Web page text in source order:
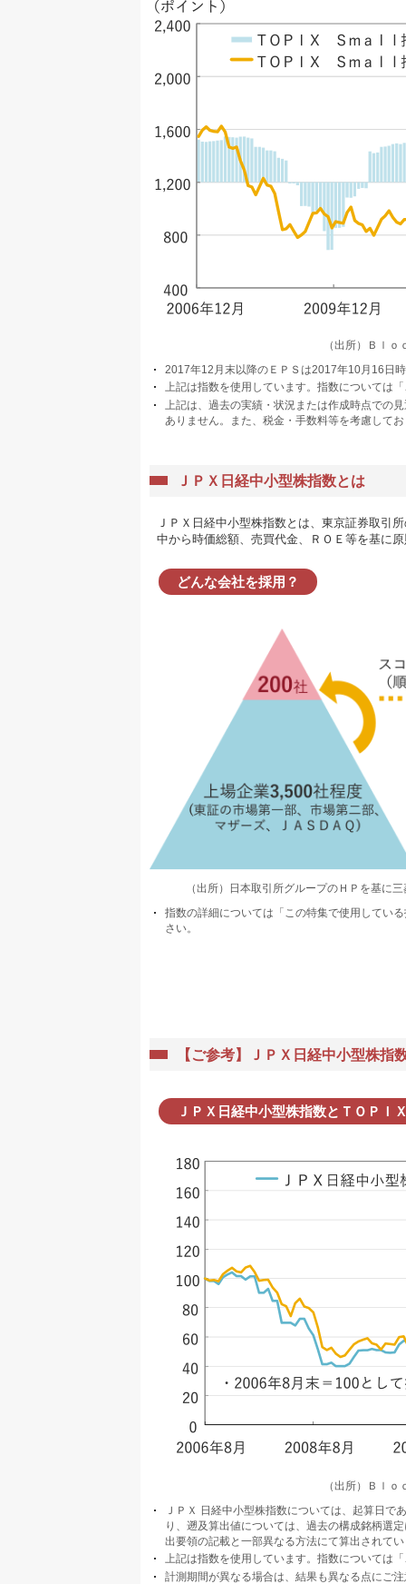
（出所）Ｂｌ
2017年12月末以降のＥＰＳは2017年10月16日
上記は指数を使用しています。指数については
上記は、過去の実績・状況または作成時点での
ありません。また、税金・手数料等を考慮して
ＪＰＸ日経中小型株指数とは
ＪＰＸ日経中小型株指数とは、東京証券取引
中から時価総額、売買代金、ＲＯＥ等を基に
どんな会社を採用？
（出所）日本取引所グループのＨＰを基に
指数の詳細については「この特集で使用してい
さい。
【ご参考】ＪＰＸ日経中小型株指
ＪＰＸ日経中小型株指数とＴＯＰＩ
（出所）Ｂｌ
ＪＰＸ 日経中小型株指数については、起算日
り、遡及算出値については、過去の構成銘柄選
出要領の記載と一部異なる方法にて算出されて
上記は指数を使用しています。指数については
計測期間が異なる場合は、結果も異なる点にご